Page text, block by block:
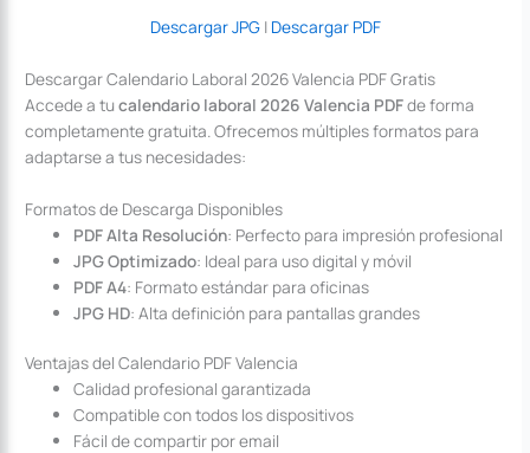
Descargar JPG| Descargar PDF
Descargar Calendario Laboral 2026 Valencia PDF Gratis
Accede a tucalendario laboral 2026 Valencia PDFde forma
completamente gratuita. Ofrecemos múltiples formatos para
adaptarse a tus necesidades:
Formatos de Descarga Disponibles
PDF Alta Resolución: Perfecto para impresión profesional
JPG Optimizado: Ideal para uso digital y móvil
PDF A4: Formato estándar para oficinas
JPG HD: Alta definición para pantallas grandes
Ventajas del Calendario PDF Valencia
Calidad profesional garantizada
Compatible con todos los dispositivos
Fácil de compartir por email